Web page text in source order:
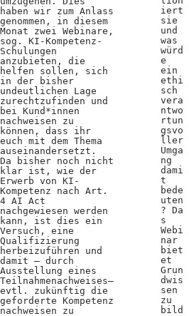
haben wir zum Anlass
genommen, in diesem
Monat zwei Webinare,
sog. KI-Kompetenz-
Schulungen
anzubieten, die
helfen sollen, sich
in der bisher
undeutlichen Lage
zurechtzufinden und
bei Kund*innen
nachweisen zu
können, dass ihr
euch mit dem Thema
auseinandersetzt.
Da bisher noch nicht
klar ist, wie der
Erwerb von KI-
Kompetenz nach Art.
4 AI Act
nachgewiesen werden
kann, ist dies ein
Versuch, eine
Qualifizierung
herbeizuführen und
damit – durch
Ausstellung eines
Teilnahmenachweises–
evtl. zukünftig die
geforderte Kompetenz
nachweisen zu
iert
sie
und
was
würd
e
ein
ethi
sch
vera
ntwo
rtun
gsvo
ller
Umga
ng
dami
t
bede
uten
? Da
s
Webi
nar
biet
et
Grun
dwis
sen
zu
bild